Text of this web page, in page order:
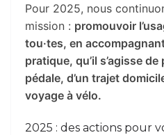
Pour 2025, nous
mission : promouvoir
tou·tes, en
pratique, qu’il s’agisse
pédale, d’un trajet
voyage à vélo.
2025 : des actions pour